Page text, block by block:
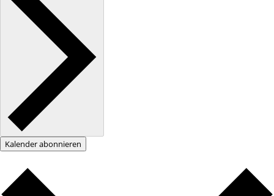
Kalender abonnieren